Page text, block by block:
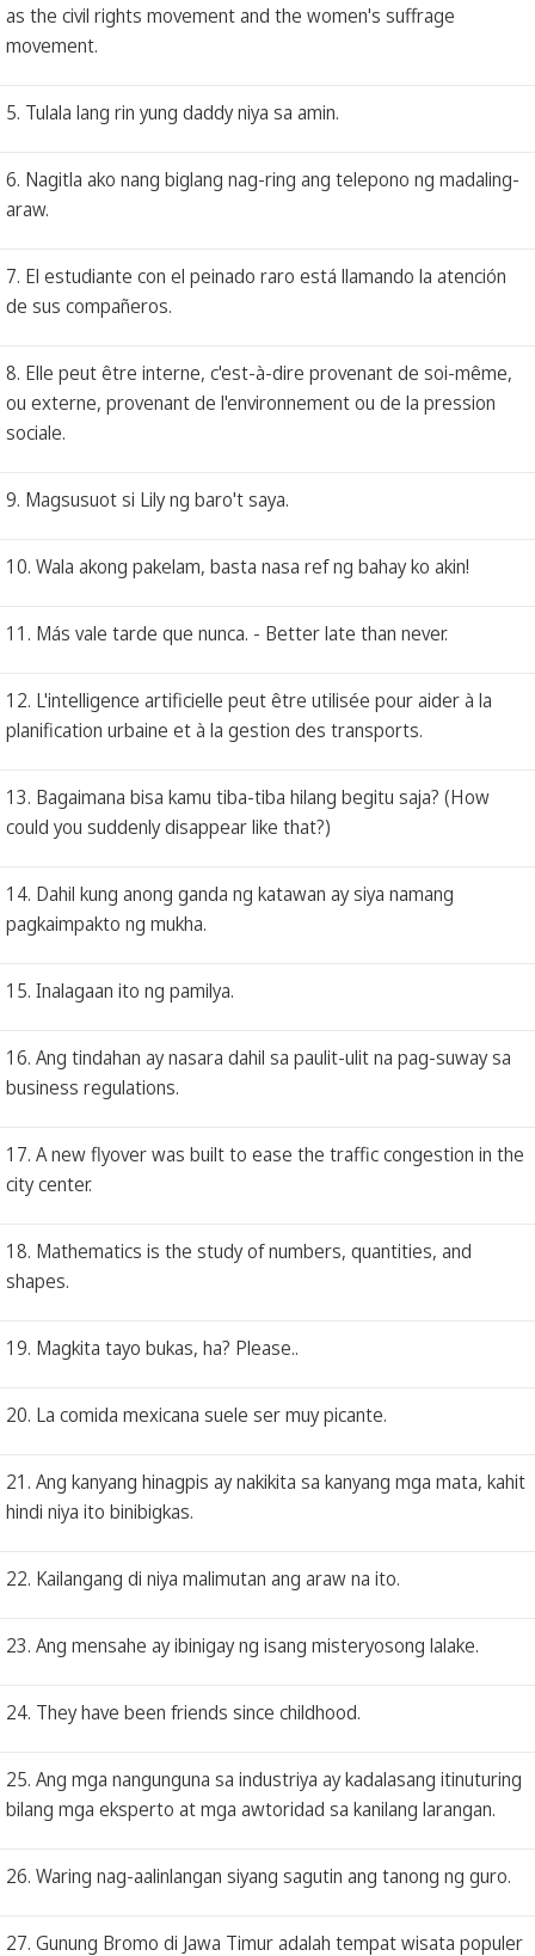
as the civil rights movement and the women's suffrage
movement.
5. Tulala lang rin yung daddy niya sa amin.
6. Nagitla ako nang biglang nag-ring ang telepono ng madaling-
araw.
7. El estudiante con el peinado raro está llamando la atención
de sus compañeros.
8. Elle peut être interne, c'est-à-dire provenant de soi-même,
ou externe, provenant de l'environnement ou de la pression
sociale.
9. Magsusuot si Lily ng baro't saya.
10. Wala akong pakelam, basta nasa ref ng bahay ko akin!
11. Más vale tarde que nunca. - Better late than never.
12. L'intelligence artificielle peut être utilisée pour aider à la
planification urbaine et à la gestion des transports.
13. Bagaimana bisa kamu tiba-tiba hilang begitu saja? (How
could you suddenly disappear like that?)
14. Dahil kung anong ganda ng katawan ay siya namang
pagkaimpakto ng mukha.
15. Inalagaan ito ng pamilya.
16. Ang tindahan ay nasara dahil sa paulit-ulit na pag-suway sa
business regulations.
17. A new flyover was built to ease the traffic congestion in the
city center.
18. Mathematics is the study of numbers, quantities, and
shapes.
19. Magkita tayo bukas, ha? Please..
20. La comida mexicana suele ser muy picante.
21. Ang kanyang hinagpis ay nakikita sa kanyang mga mata, kahit
hindi niya ito binibigkas.
22. Kailangang di niya malimutan ang araw na ito.
23. Ang mensahe ay ibinigay ng isang misteryosong lalake.
24. They have been friends since childhood.
25. Ang mga nangunguna sa industriya ay kadalasang itinuturing
bilang mga eksperto at mga awtoridad sa kanilang larangan.
26. Waring nag-aalinlangan siyang sagutin ang tanong ng guro.
27. Gunung Bromo di Jawa Timur adalah tempat wisata populer